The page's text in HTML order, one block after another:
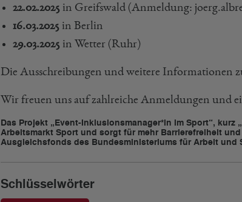
22.02.2025 in Greifswald (Anmeldung:
16.03.2025 in Berlin
29.03.2025 in Wetter (Ruhr)
Die Ausschreibungen und weitere Informationen
Wir freuen uns auf zahlreiche Anmeldungen und
Das Projekt „Event-Inklusionsmanager*in im Sport“,
Arbeitsmarkt Sport und sorgt für mehr Barrierefreiheit
Ausgleichsfonds des Bundesministeriums für Arbeit und
Schlüsselwörter